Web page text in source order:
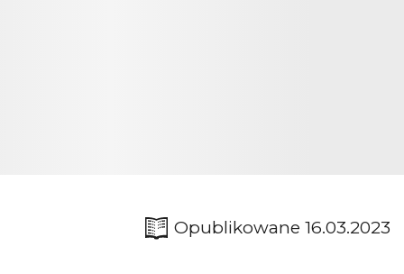
Opublikowane 16.03.2023